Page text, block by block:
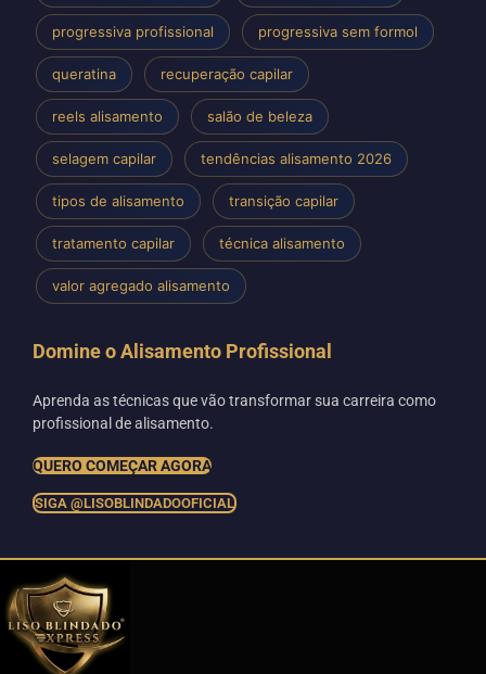
progressiva profissional progressiva sem formol
queratina recuperação capilar
reels alisamento salão de beleza
selagem capilar tendências alisamento 2026
tipos de alisamento transição capilar
tratamento capilar técnica alisamento
valor agregado alisamento
Domine o Alisamento Profissional
Aprenda as técnicas que vão transformar sua carreira como
profissional de alisamento.
QUERO COMEÇAR AGORA
SIGA @LISOBLINDADOOFICIAL